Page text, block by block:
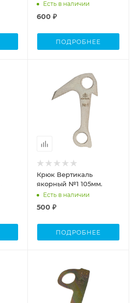
Есть в наличии
600 ₽
ПОДРОБНЕЕ
Крюк Вертикаль
якорный №1 105мм.
Есть в наличии
500 ₽
ПОДРОБНЕЕ